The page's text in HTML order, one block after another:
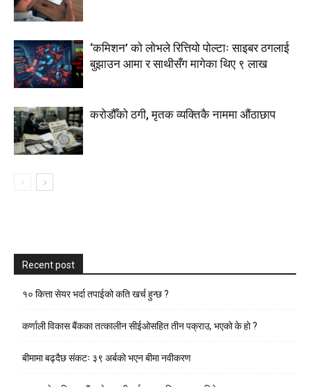
‘कमिशन’ को लोभले रित्तियो पोल्टाः साइबर ठगलाई
बुझाउन आमा र साथीसँग मागेका थिए ९ लाख
करोडौँको ठगी, मृतक व्यक्तिकै नाममा औंठाछाप
Recent post
१० कित्ता सेयर भर्दा तपाईको कति खर्च हुन्छ ?
कर्णाली विकास बैंकका तत्कालीन सीईओसहित तीन पक्राउ, भएकाे के हाे ?
बीमामा बढ्दैछ संकटः ३९ अर्बको भएन बीमा नवीकरण